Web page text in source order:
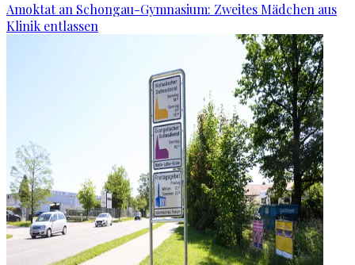
Amoktat an Schongau-Gymnasium: Zweites Mädchen aus
Klinik entlassen